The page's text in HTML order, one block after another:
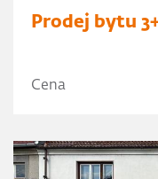
Prodej bytu
Cena